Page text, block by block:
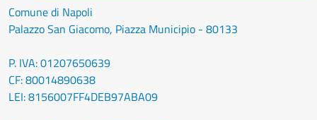
Comune di Napoli
Palazzo San Giacomo, Piazza Municipio - 80133
P. IVA: 01207650639
CF: 80014890638
LEI: 8156007FF4DEB97ABA09